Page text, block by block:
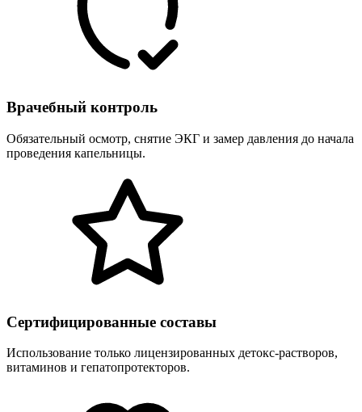
Врачебный контроль
Обязательный осмотр, снятие ЭКГ и замер давления до начала
проведения капельницы.
Сертифицированные составы
Использование только лицензированных детокс-растворов,
витаминов и гепатопротекторов.